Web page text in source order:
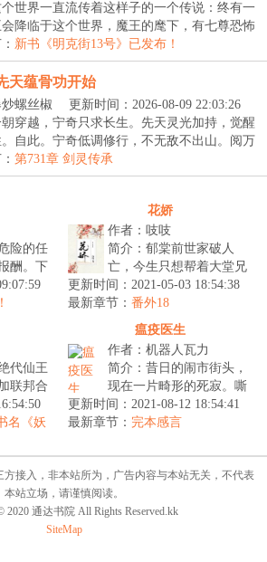
世界一直流传着这样子的一个传说：终有一
会降临于这个世界，魔王的麾下，有七尊恐怖
新书《明克街13号》已发布！
天蕴骨功开始
螺丝椒
更新时间：2026-08-09 22:03:26
穿越，宁奇只求长生。先天灵光加持，觉醒
自此。宁奇低调修行，不无敌不出山。阅万
第731章 剑灵传承
险的任
酬。下
终结、
深渊，
花娇
作者：吱吱
简介：郁棠前世家破人
亡，今生只想帮着大堂兄
振兴家业。裴宴（冷眼睨
视）：无事献殷勤，非奸
即盗！这小姑...
更新时间：2021-05-03 18:54:38
最新章节： 番外18
代仙王
联邦合
化身安
坦，成
名《妖
瘟疫医生
作者：机器人瓦力
简介：昔日的闹市街头，
现在一片畸形的死寂。嘶
哑狂乱的怪异低语缠绕在
天空之上，不可名状的古
更新时间：2021-08-12 18:54:41
最新章节： 完本感言
接入，非本站所为，广告内容与本站无关，不代表
本站立场，请谨慎阅读。
2020 通达书院 All Rights Reserved.kk
SiteMap